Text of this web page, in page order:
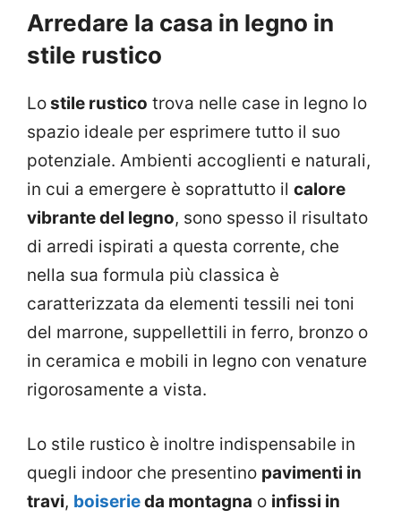
Arredare la casa in legno in
stile rustico
Lostile rustico trova nelle case in legno lo
spazio ideale per esprimere tutto il suo
potenziale. Ambienti accoglienti e naturali,
in cui a emergere è soprattutto il calore
vibrante del legno, sono spesso il risultato
di arredi ispirati a questa corrente, che
nella sua formula più classica è
caratterizzata da elementi tessili nei toni
del marrone, suppellettili in ferro, bronzo o
in ceramica e mobili in legno con venature
rigorosamente a vista.
Lo stile rustico è inoltre indispensabile in
quegli indoor che presentino pavimenti in
travi, boiserieda montagna o infissi in